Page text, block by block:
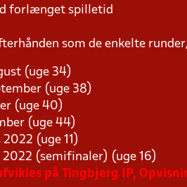
forlænget spilletid
som de enkelte
(uge 34)
(uge 38)
(uge 40)
(uge 44)
2022 (uge 11)
2022 (semifinaler) (uge 16)
på Tingbjerg IP,